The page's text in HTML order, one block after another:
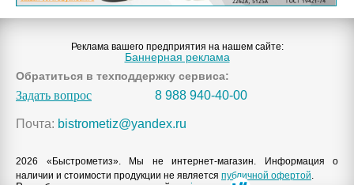
Реклама вашего предприятия на нашем сайте:
Баннерная реклама
Обратиться в техподдержку сервиса:
Задать вопрос 8 988 940-40-00
Почта: bistrometiz@yandex.ru
2026 «Быстрометиз». Мы не интернет-магазин. Информация о
наличии и стоимости продукции не является публичной офертой.